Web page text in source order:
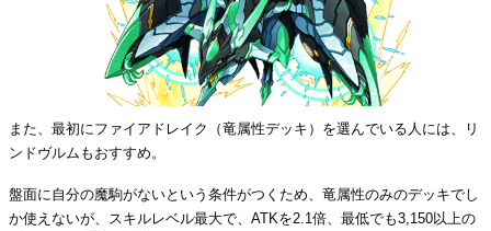
また、最初にファイアドレイク（竜属性デッキ）を選んでいる人には、リ
ンドヴルムもおすすめ。
盤面に自分の魔駒がないという条件がつくため、竜属性のみのデッキでし
か使えないが、スキルレベル最大で、ATKを2.1倍、最低でも3,150以上の